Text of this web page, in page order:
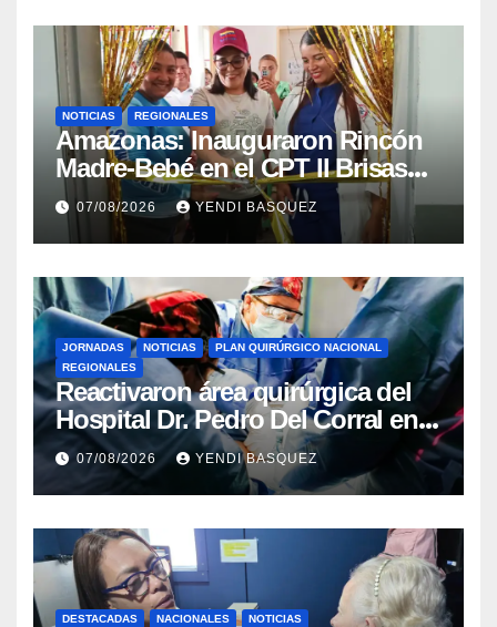
NOTICIAS REGIONALES
​Amazonas: Inauguraron Rincón
Madre-Bebé en el CPT II Brisas
del Aeropuerto ​Inauguraron
Rincón
07/08/2026 YENDI BASQUEZ
JORNADAS NOTICIAS
PLAN QUIRÚRGICO NACIONAL
REGIONALES
Reactivaron área quirúrgica del
Hospital Dr. Pedro Del Corral en
Guárico
07/08/2026 YENDI BASQUEZ
DESTACADAS NACIONALES NOTICIAS